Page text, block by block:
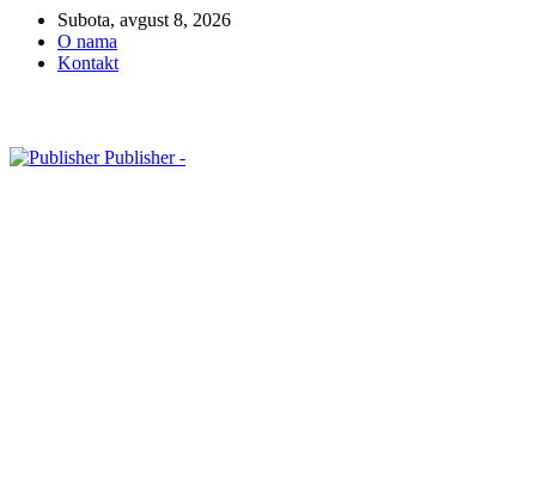
Subota, avgust 8, 2026
O nama
Kontakt
Publisher -